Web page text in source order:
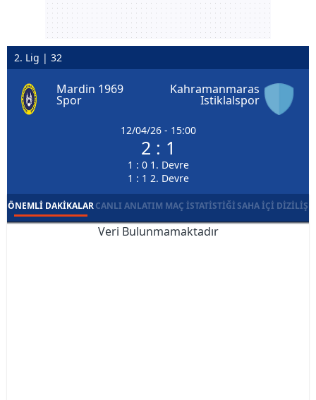
2. Lig | 32
Mardin 1969
Spor
12/04/26 - 15:00
2 : 1
1 : 0 1. Devre
1 : 1 2. Devre
Kahramanmaras
Istiklalspor
ÖNEMLI DAKIKALARCANLI ANLATIM MAÇ İSTATISTIĞISAHA İÇI DIZILIŞ
Veri Bulunmamaktadır